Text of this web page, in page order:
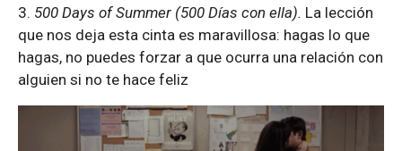
3. 500 Days of Summer (500 Días con ella). La lección
que nos deja esta cinta es maravillosa: hagas lo que
hagas, no puedes forzar a que ocurra una relación con
alguien si no te hace feliz